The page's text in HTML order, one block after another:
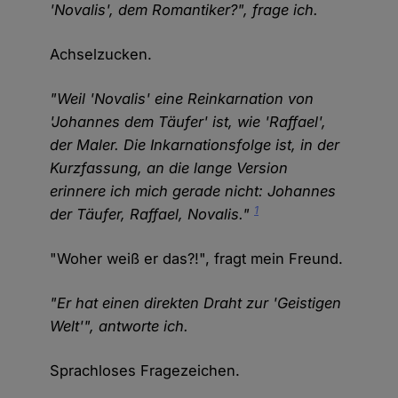
'Novalis', dem Romantiker?", frage ich.
Achselzucken.
"Weil 'Novalis' eine Reinkarnation von
'Johannes dem Täufer' ist, wie 'Raffael',
der Maler. Die Inkarnationsfolge ist, in der
Kurzfassung, an die lange Version
erinnere ich mich gerade nicht: Johannes
der Täufer, Raffael, Novalis."1
"Woher weiß er das?!", fragt mein Freund.
"Er hat einen direkten Draht zur 'Geistigen
Welt'", antworte ich.
Sprachloses Fragezeichen.